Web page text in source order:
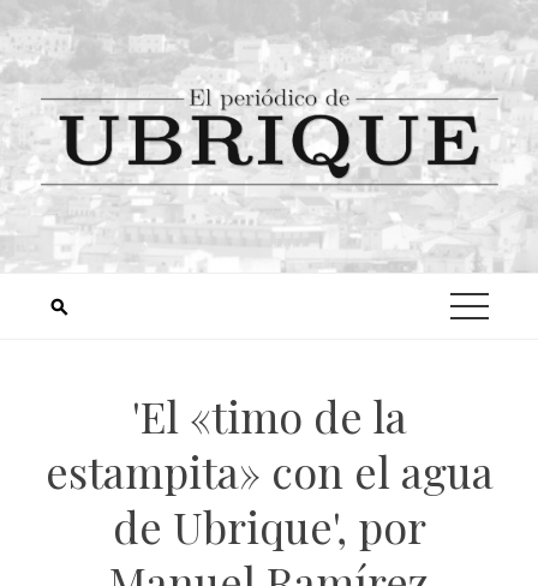
'El «timo de la
estampita» con el agua
de Ubrique', por